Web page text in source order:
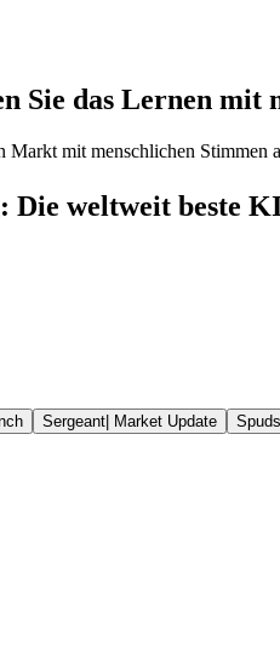
Sie das Lernen mit
mit menschlichen Stimmen
weltweit beste
Sergeant| Market Update Spuds